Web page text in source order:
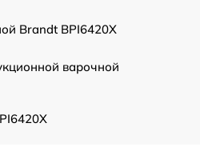
Brandt BPI6420X
варочной